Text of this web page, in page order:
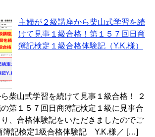
主婦が２級講座から柴山式学習を続
けて見事１級合格！第１５７回日商
簿記検定１級合格体験記（Y.K.様）
柴山式学習を続けて見事１級合格！ ２
第１５７回日商簿記検定１級に見事合
、合格体験記をいただきましたのでご
簿記検定1級合格体験記 Y.K.様／ […]